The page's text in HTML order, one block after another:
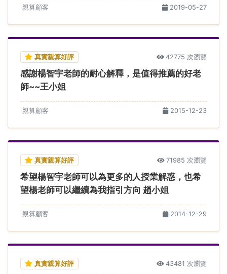
親算顧客 2019-05-27
真實親算好評 42775 次瀏覽
感謝楊智宇老師的耐心解釋，是值得推薦的好老
師~~王小姐
親算顧客 2015-12-23
真實親算好評 71985 次瀏覽
希望楊智宇老師可以為更多的人授業解惑，也希
望楊老師可以繼續為我指引方向 趙小姐
親算顧客 2014-12-29
真實親算好評 43481 次瀏覽